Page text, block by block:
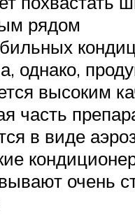
рядом
однако,
высоким
часть
в виде
очень